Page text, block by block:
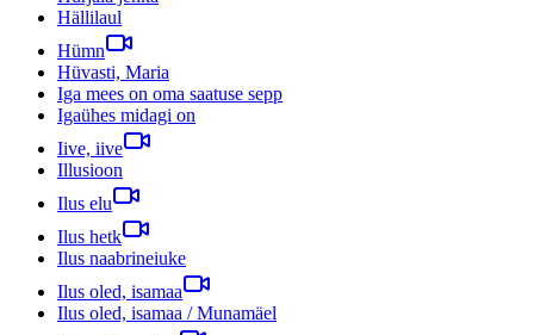
Hällilaul
Hümn
Hüvasti, Maria
Iga mees on oma saatuse sepp
Igaühes midagi on
Iive, iive
Illusioon
Ilus elu
Ilus hetk
Ilus naabrineiuke
Ilus oled, isamaa
Ilus oled, isamaa / Munamäel